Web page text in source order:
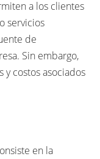
a los clientes
servicios
de
Sin embargo,
y costos asociados
en la